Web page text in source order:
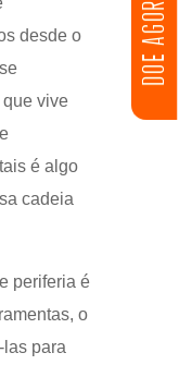
DOE AGORA
desde o
vive
é algo
cadeia
periferia é
o
las para